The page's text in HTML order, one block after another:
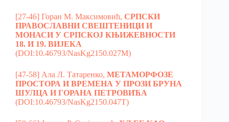
[27-46] Горан М. Максимовић, СРПСКИ
ПРАВОСЛАВНИ СВЕШТЕНИЦИ И
МОНАСИ У СРПСКОЈ КЊИЖЕВНОСТИ
18. И 19. ВИЈЕКА
(DOI:10.46793/NasKg2150.027M)
[47-58] Ала Л. Татаренко, МЕТАМОРФОЗЕ
ПРОСТОРА И ВРЕМЕНА У ПРОЗИ БРУНА
ШУЛЦА И ГОРАНА ПЕТРОВИЋА
(DOI:10.46793/NasKg2150.047T)